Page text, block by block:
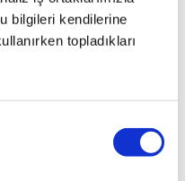
bilgileri kendilerine
topladıkları